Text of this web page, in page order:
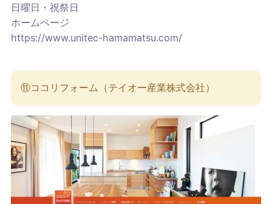
日曜日・祝祭日
ホームページ
https://www.unitec-hamamatsu.com/
⑪ココリフォーム（テイオー産業株式会社）